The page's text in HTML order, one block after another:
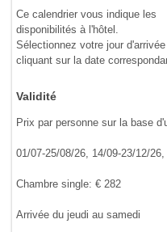
Ce calendrier vous indique les
disponibilités à l'hôtel.
Sélectionnez votre jour
cliquant sur la date
Validité
Prix par personne sur la base
01/07-25/08/26, 14/09-23/12/
Chambre single: € 282
Arrivée du jeudi au samedi